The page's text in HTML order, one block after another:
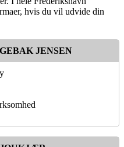
hvis du vil udvide din
JENSEN